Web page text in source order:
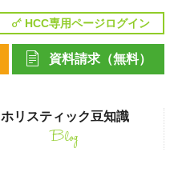
ホリスティック豆知識
Blog
資料請求（無料）
HCC専用ページログイン